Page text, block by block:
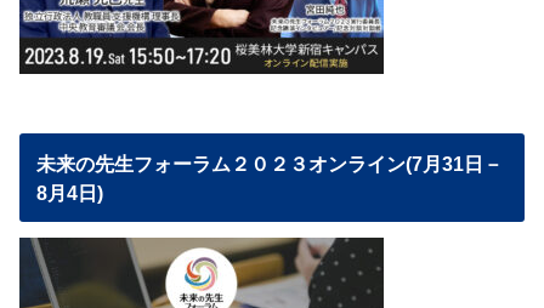
未来の先生フォーラム２０２３オンライン(7月31日－
8月4日)